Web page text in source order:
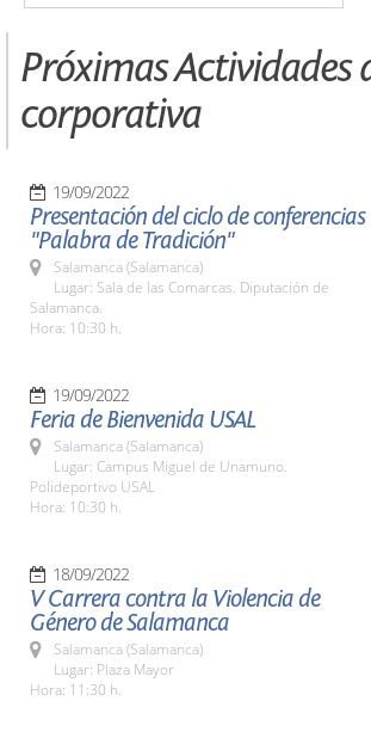
Próximas Actividades
corporativa
19/09/2022
Presentación del ciclo de conferencias
"Palabra de Tradición"
Salamanca (Salamanca)
Lugar: Sala de las Comarcas. Diputación de
Salamanca.
Hora: 10:30 h.
19/09/2022
Feria de Bienvenida USAL
Salamanca (Salamanca)
Lugar: Campus Miguel de Unamuno.
Polideportivo USAL
Hora: 10:30 h.
18/09/2022
V Carrera contra la Violencia de
Género de Salamanca
Salamanca (Salamanca)
Lugar: Plaza Mayor
Hora: 11:30 h.